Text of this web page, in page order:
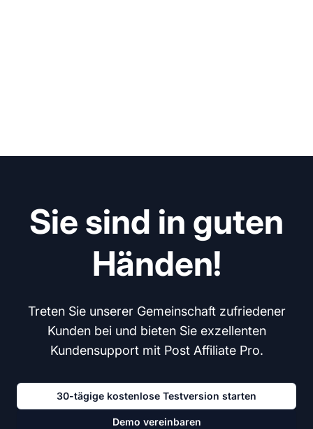
Sie sind in guten
Händen!
Treten Sie unserer Gemeinschaft zufriedener
Kunden bei und bieten Sie exzellenten
Kundensupport mit Post Affiliate Pro.
30-tägige kostenlose Testversion starten
Demo vereinbaren